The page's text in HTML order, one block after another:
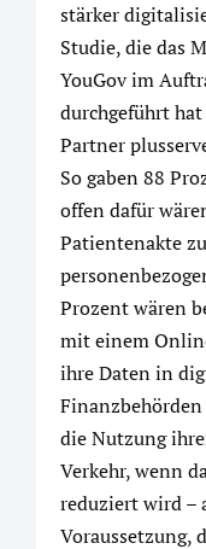
stärker
Studie, die das
YouGov im
durchgeführt
Partner
So gaben 88
offen dafür
Patientenakte
Prozent wären
mit einem
ihre Daten in
die Nutzung
Verkehr, wenn
reduziert wird –
Voraussetzung,